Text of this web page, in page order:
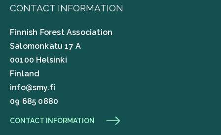
CONTACT INFORMATION
Finnish Forest Association
Salomonkatu 17 A
00100 Helsinki
Finland
info@smy.fi
09 685 0880
CONTACT INFORMATION